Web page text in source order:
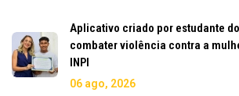
Aplicativo criado por estudante
combater violência contra a
INPI
06 ago, 2026